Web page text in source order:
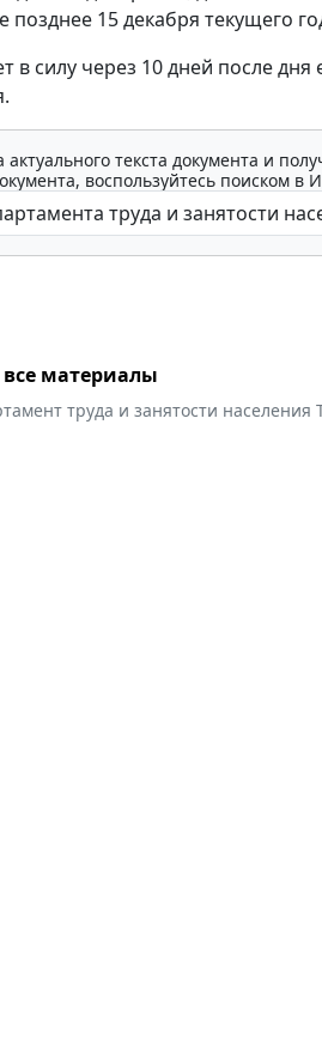
позднее 15 декабря текущего
в силу через 10 дней после
текста документа и
воспользуйтесь поиском в
материалы
труда и занятости населения